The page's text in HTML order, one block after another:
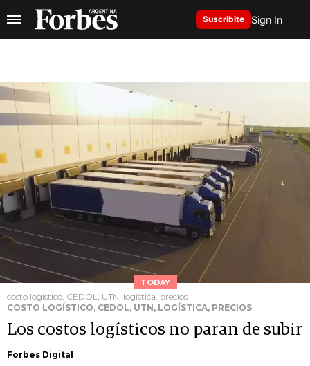
Suscribite Sign In
TODAY
costo logístico, CEDOL, UTN, logística, precios
COSTO LOGÍSTICO, CEDOL, UTN, LOGÍSTICA, PRECIOS
Los costos logísticos no paran de subir
Forbes Digital